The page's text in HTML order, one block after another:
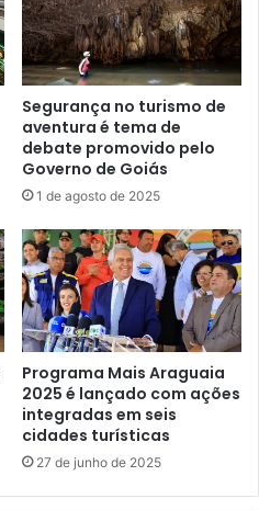
Segurança no turismo de
aventura é tema de
debate promovido pelo
Governo de Goiás
1 de agosto de 2025
Programa Mais Araguaia
2025 é lançado com ações
integradas em seis
cidades turísticas
27 de junho de 2025